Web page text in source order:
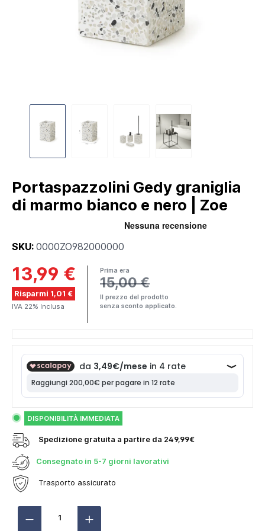
Portaspazzolini Gedy graniglia
di marmo bianco e nero | Zoe
SKU: 0000ZO982000000
13,99 €
Risparmi 1,01 €
Prima era
15,00 €
Il prezzo del prodotto
senza sconto applicato.
IVA 22% Inclusa
DISPONIBILITÀ IMMEDIATA
Spedizione gratuita a partire da 249,99€
Consegnato in 5-7 giorni lavorativi
Trasporto assicurato